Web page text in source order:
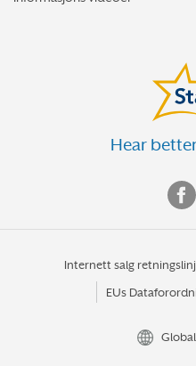
Hear
Internett salg
EUs